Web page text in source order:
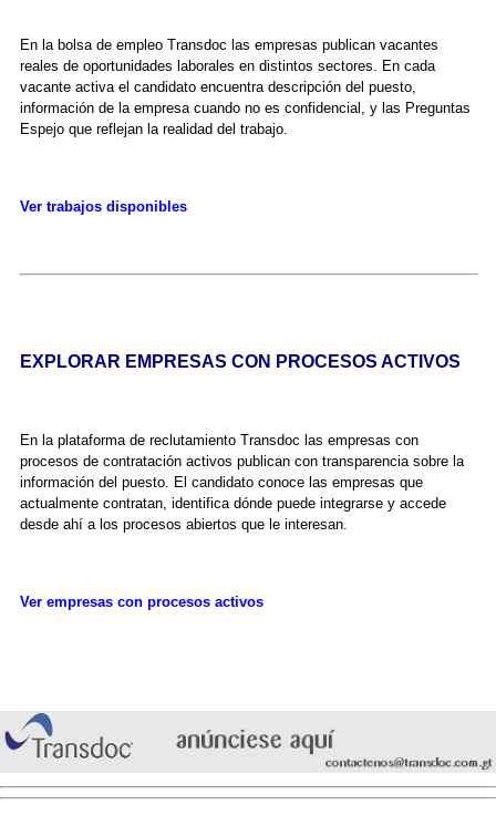
En la bolsa de empleo Transdoc las empresas publican vacantes
reales de oportunidades laborales en distintos sectores. En cada
vacante activa el candidato encuentra descripción del puesto,
información de la empresa cuando no es confidencial, y las Preguntas
Espejo que reflejan la realidad del trabajo.
Ver trabajos disponibles
EXPLORAR EMPRESAS CON PROCESOS ACTIVOS
En la plataforma de reclutamiento Transdoc las empresas con
procesos de contratación activos publican con transparencia sobre la
información del puesto. El candidato conoce las empresas que
actualmente contratan, identifica dónde puede integrarse y accede
desde ahí a los procesos abiertos que le interesan.
Ver empresas con procesos activos